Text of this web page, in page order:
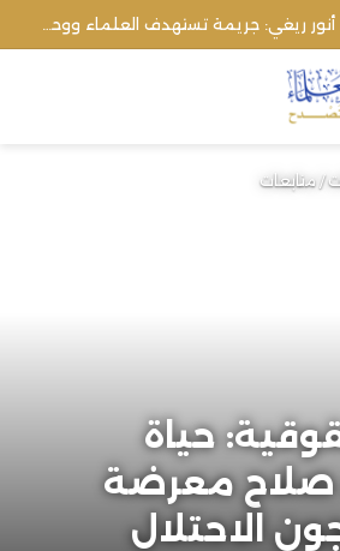
/متابعات
حياة
صلاح معرضة
الاحتلال